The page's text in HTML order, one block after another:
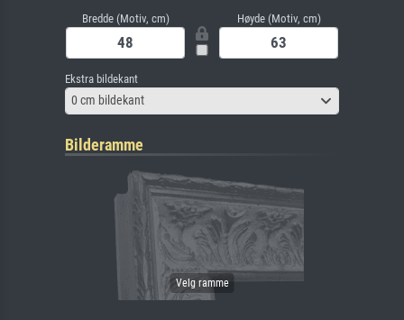
Bredde (Motiv, cm) Høyde (Motiv, cm)
Ekstra bildekant
0 cm bildekant
Bilderamme